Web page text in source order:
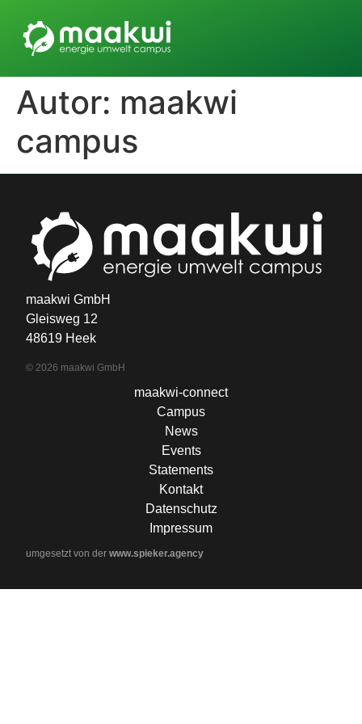
Autor: maakwi
campus
maakwi GmbH
Gleisweg 12
48619 Heek
© 2026 maakwi GmbH
umgesetzt von derwww.spieker.agency
maakwi-connect
Campus
News
Events
Statements
Kontakt
Datenschutz
Impressum